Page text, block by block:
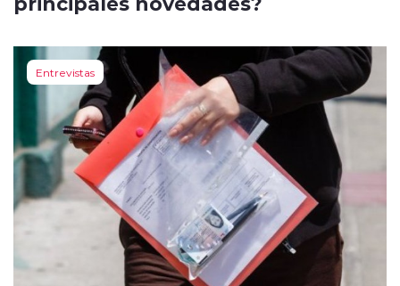
Entrevistas